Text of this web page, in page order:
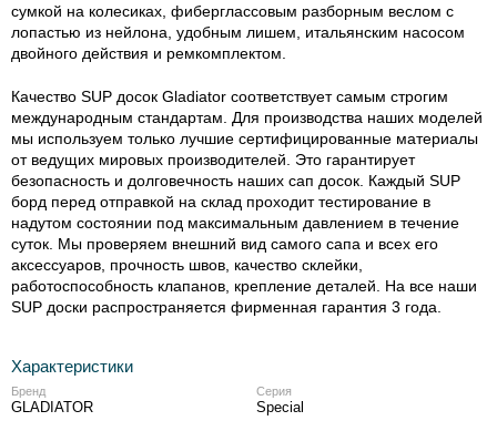
сумкой на колесиках, фиберглассовым разборным веслом с
лопастью из нейлона, удобным лишем, итальянским насосом
двойного действия и ремкомплектом.
Качество SUP досок Gladiator соответствует самым строгим
международным стандартам. Для производства наших моделей
мы используем только лучшие сертифицированные материалы
от ведущих мировых производителей. Это гарантирует
безопасность и долговечность наших сап досок. Каждый SUP
борд перед отправкой на склад проходит тестирование в
надутом состоянии под максимальным давлением в течение
суток. Мы проверяем внешний вид самого сапа и всех его
аксессуаров, прочность швов, качество склейки,
работоспособность клапанов, крепление деталей. На все наши
SUP доски распространяется фирменная гарантия 3 года.
Характеристики
Бренд
GLADIATOR
Серия
Special